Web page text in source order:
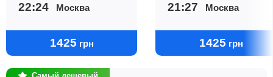
22:24 Москва
1425 грн
21:27 Москва
1425 грн